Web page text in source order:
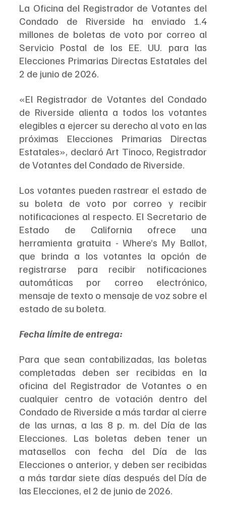
La Oficina del Registrador de Votantes del
Condado de Riverside ha enviado 1.4
millones de boletas de voto por correo al
Servicio Postal de los EE. UU. para las
Elecciones Primarias Directas Estatales del
2 de junio de 2026.
«El Registrador de Votantes del Condado
de Riverside alienta a todos los votantes
elegibles a ejercer su derecho al voto en las
próximas Elecciones Primarias Directas
Estatales», declaró Art Tinoco, Registrador
de Votantes del Condado de Riverside.
Los votantes pueden rastrear el estado de
su boleta de voto por correo y recibir
notificaciones al respecto. El Secretario de
Estado de California ofrece una
herramienta gratuita - Where’s My Ballot,
que brinda a los votantes la opción de
registrarse para recibir notificaciones
automáticas por correo electrónico,
mensaje de texto o mensaje de voz sobre el
estado de su boleta.
Fecha límite de entrega:
Para que sean contabilizadas, las boletas
completadas deben ser recibidas en la
oficina del Registrador de Votantes o en
cualquier centro de votación dentro del
Condado de Riverside a más tardar al cierre
de las urnas, a las 8 p. m. del Día de las
Elecciones. Las boletas deben tener un
matasellos con fecha del Día de las
Elecciones o anterior, y deben ser recibidas
a más tardar siete días después del Día de
las Elecciones, el 2 de junio de 2026.